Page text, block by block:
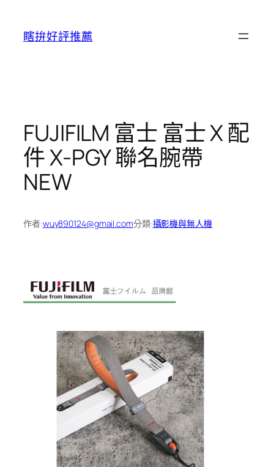
瞎拚好評推薦
FUJIFILM 富士 富士 X 配
件 X-PGY 聯名腕帶
NEW
作者:wuy890124@gmail.com分類:攝影機與無人機